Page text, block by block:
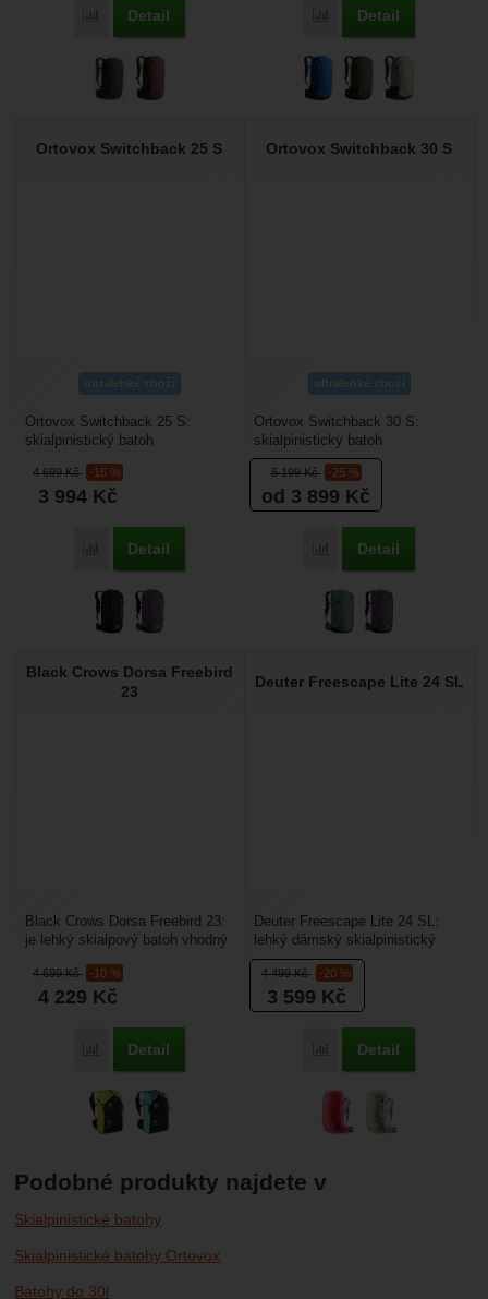
Porovnat
Detail Porovnat
Detail
Ortovox Switchback 25 S
ultralehké zboží
4 699Kč -15 %
3 994 Kč
Porovnat
Detail
Ortovox Switchback 25 S:
skialpinistický batoh
délkou zad 36 - 44 cm....
Ortovox Switchback 30 S
ultralehké zboží
5 199Kč -25 %
od 3 899 Kč
Porovnat
Detail
Ortovox Switchback 30 S:
skialpinistický batoh
přizpůsobený pro lidi s kratší
délkou zad 36 - 44 cm....
Black Crows Dorsa Freebird
23
4 699Kč -10 %
4 229 Kč
Porovnat
Detail
Black Crows Dorsa Freebird 23:
je lehký skialpový batoh vhodný
skialpinismus....
Deuter Freescape Lite 24 SL
4 499Kč -20 %
3 599 Kč
Porovnat
Detail
Deuter Freescape Lite 24 SL:
lehký dámský skialpinistický
batoh na zimní výpravy. Batoh je
přizpůsobený...
Podobné produkty najdete v
Skialpinistické batohy
Skialpinistické batohy Ortovox
Batohy do 30l